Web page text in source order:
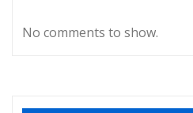
No comments to show.